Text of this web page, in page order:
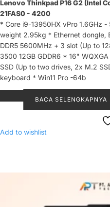
Lenovo Thinkpad P16 G2 (Intel
21FAS0 - 4200
* Core i9-13950HX vPro 1.6GHz
weight 2.95kg * Ethernet dongle,
DDR5 5600MHz + 3 slot (Up to
3500 12GB GDDR6 * 16"
SSD (Up to two drives, 2x M.2
keyboard * Win11 Pro -64b
BACA SELENGKAPNYA
Add to wishlist